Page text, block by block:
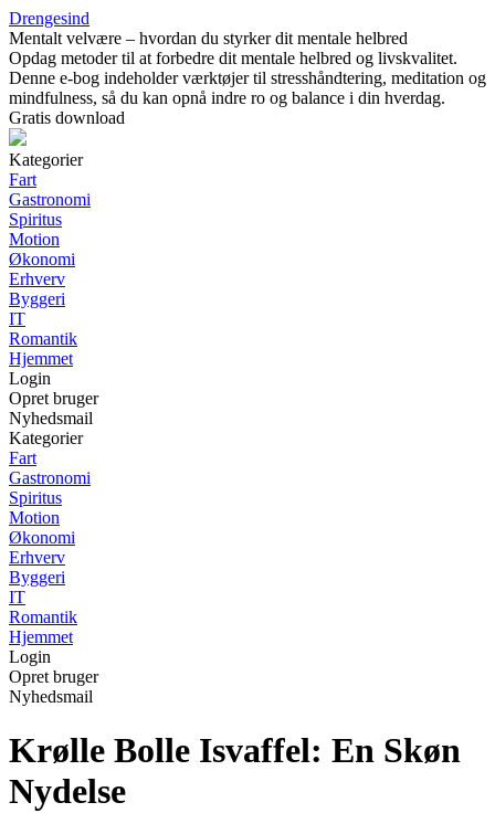
Drengesind
Mentalt velvære – hvordan du styrker dit mentale helbred
Opdag metoder til at forbedre dit mentale helbred og livskvalitet.
Denne e-bog indeholder værktøjer til stresshåndtering, meditation og
mindfulness, så du kan opnå indre ro og balance i din hverdag.
Gratis download
Kategorier
Fart
Gastronomi
Spiritus
Motion
Økonomi
Erhverv
Byggeri
IT
Romantik
Hjemmet
Login
Opret bruger
Nyhedsmail
Kategorier
Fart
Gastronomi
Spiritus
Motion
Økonomi
Erhverv
Byggeri
IT
Romantik
Hjemmet
Login
Opret bruger
Nyhedsmail
Krølle Bolle Isvaffel: En Skøn
Nydelse